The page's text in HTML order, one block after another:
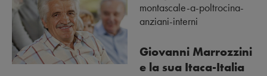
Giovanni Marrozzini
e la sua Itaca-Italia